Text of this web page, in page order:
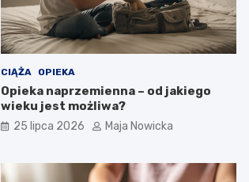
CIĄŻA OPIEKA
Opieka naprzemienna – od jakiego
wieku jest możliwa?
25 lipca 2026 Maja Nowicka